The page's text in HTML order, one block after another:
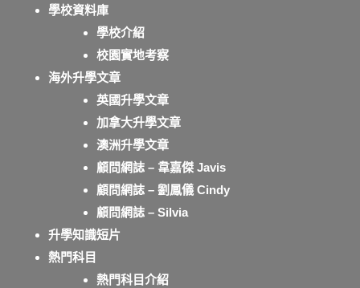
學校資料庫
學校介紹
校園實地考察
海外升學文章
英國升學文章
加拿大升學文章
澳洲升學文章
顧問網誌 – 韋嘉傑 Javis
顧問網誌 – 劉鳳儀 Cindy
顧問網誌 – Silvia
升學知識短片
熱門科目
熱門科目介紹